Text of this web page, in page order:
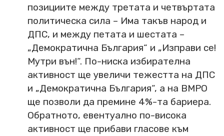
позициите между третата и четвъртата
политическа сила – Има такъв народ и
ДПС, и между петата и шестата –
„Демократична България“ и „Изправи се!
Мутри вън!“. По-ниска избирателна
активност ще увеличи тежестта на ДПС
и „Демократична България“, а на ВМРО
ще позволи да премине 4%-та бариера.
Обратното, евентуално по-висока
активност ще прибави гласове към